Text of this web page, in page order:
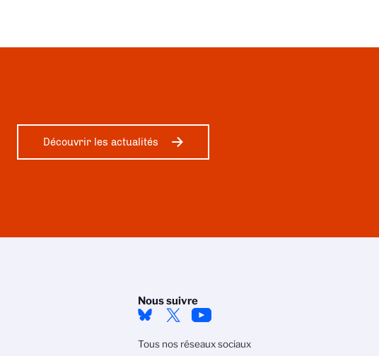
Découvrir les actualités
Nous suivre
Tous nos réseaux sociaux